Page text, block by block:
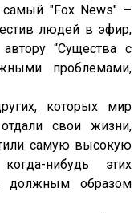
"Fox News" –
людей в эфир,
“Существа с
проблемами,
которых мир
свои жизни,
самую высокую
нибудь этих
должным образом